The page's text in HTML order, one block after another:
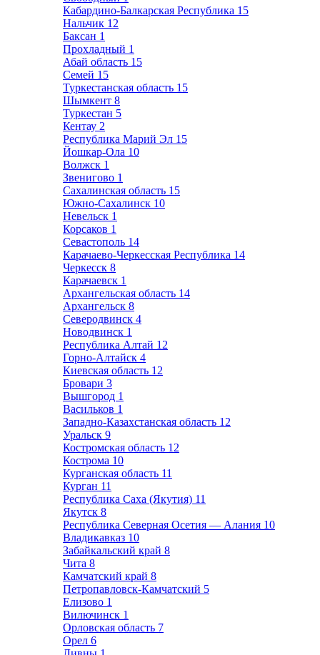
Кабардино-Балкарская Республика 15
Нальчик 12
Баксан 1
Прохладный 1
Абай область 15
Семей 15
Туркестанская область 15
Шымкент 8
Туркестан 5
Кентау 2
Республика Марий Эл 15
Йошкар-Ола 10
Волжск 1
Звенигово 1
Сахалинская область 15
Южно-Сахалинск 10
Невельск 1
Корсаков 1
Севастополь 14
Карачаево-Черкесская Республика 14
Черкесск 8
Карачаевск 1
Архангельская область 14
Архангельск 8
Северодвинск 4
Новодвинск 1
Республика Алтай 12
Горно-Алтайск 4
Киевская область 12
Бровари 3
Вышгород 1
Васильков 1
Западно-Казахстанская область 12
Уральск 9
Костромская область 12
Кострома 10
Курганская область 11
Курган 11
Республика Саха (Якутия) 11
Якутск 8
Республика Северная Осетия — Алания 10
Владикавказ 10
Забайкальский край 8
Чита 8
Камчатский край 8
Петропавловск-Камчатский 5
Елизово 1
Вилючинск 1
Орловская область 7
Орел 6